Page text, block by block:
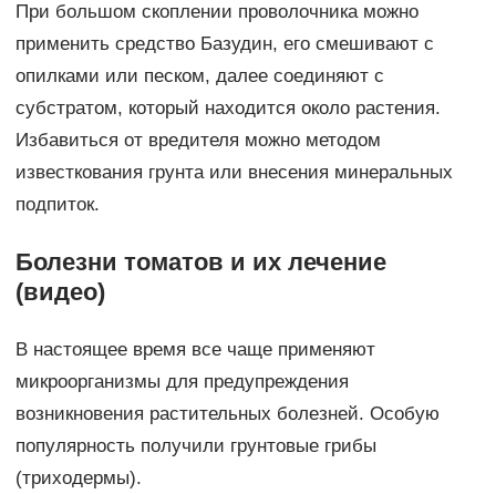
При большом скоплении проволочника можно
применить средство Базудин, его смешивают с
опилками или песком, далее соединяют с
субстратом, который находится около растения.
Избавиться от вредителя можно методом
известкования грунта или внесения минеральных
подпиток.
Болезни томатов и их лечение
(видео)
В настоящее время все чаще применяют
микроорганизмы для предупреждения
возникновения растительных болезней. Особую
популярность получили грунтовые грибы
(триходермы).